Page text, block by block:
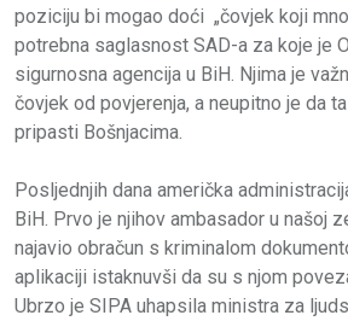
poziciju bi mogao doći „čovjek koji
potrebna saglasnost SAD-a za koje je
sigurnosna agencija u BiH. Njima je
čovjek od povjerenja, a neupitno je da
pripasti Bošnjacima.
Posljednjih dana američka
BiH. Prvo je njihov ambasador u našoj
najavio obračun s kriminalom
aplikaciji istaknuvši da su s njom
Ubrzo je SIPA uhapsila ministra za